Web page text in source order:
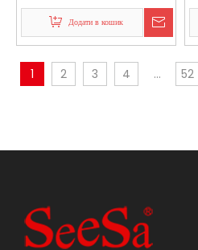
Додати в кошик
1 2 3 4 ... 52